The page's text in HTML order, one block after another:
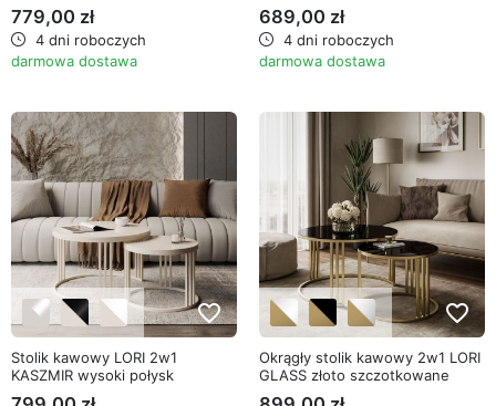
779,00 zł
4 dni roboczych
darmowa dostawa
689,00 zł
4 dni roboczych
darmowa dostawa
favorite_border
Stolik kawowy LORI 2w1
KASZMIR wysoki połysk
favorite_border
Okrągły stolik kawowy 2w1 LORI
GLASS złoto szczotkowane